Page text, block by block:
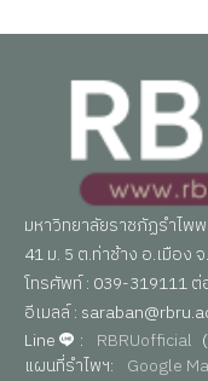
มหาวิทยาลัยราชภัฏรำไพ
41 ม. 5 ต.ท่าช้าง อ.เมือง
โทรศัพท์ : 039-319111
อีเมลล์ :
Line
: RBRUofficial
แผนที่รำไพฯ: Google